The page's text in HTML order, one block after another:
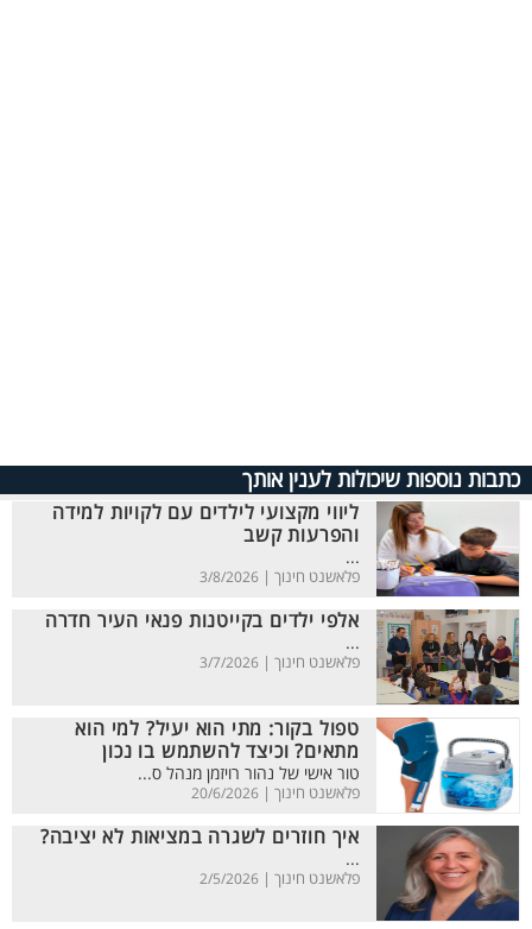
כתבות נוספות שיכולות לענין אותך
ליווי מקצועי לילדים עם לקויות למידה
והפרעות קשב
...
פלאשנט חינוך | 3/8/2026
אלפי ילדים בקייטנות פנאי העיר חדרה
...
פלאשנט חינוך | 3/7/2026
טפול בקור: מתי הוא יעיל? למי הוא
מתאים? וכיצד להשתמש בו נכון
טור אישי של נהור רויזמן מנהל ס...
פלאשנט חינוך | 20/6/2026
איך חוזרים לשגרה במציאות לא יציבה?
...
פלאשנט חינוך | 2/5/2026